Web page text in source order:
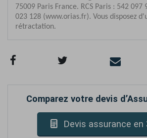
Comparez votre devis
Devis assurance en